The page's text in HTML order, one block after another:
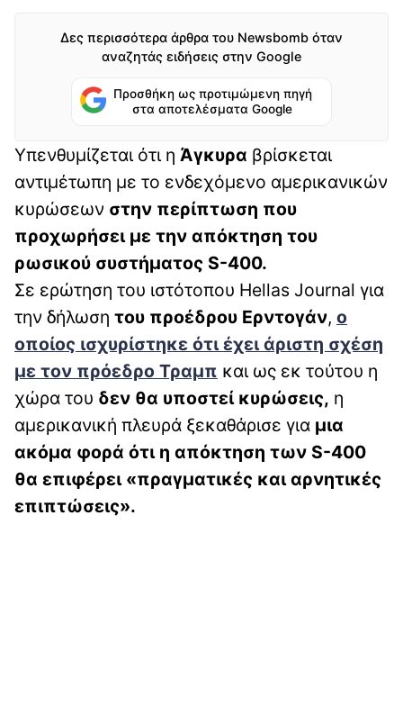
Δες περισσότερα άρθρα του Newsbomb όταν
αναζητάς ειδήσεις στην Google
Προσθήκη ως προτιμώμενη πηγή
στα αποτελέσματα Google
Υπενθυμίζεται ότι η Άγκυρα βρίσκεται
αντιμέτωπη με το ενδεχόμενο αμερικανικών
κυρώσεων στην περίπτωση που
προχωρήσει με την απόκτηση του
ρωσικού συστήματος S-400.
Σε ερώτηση του ιστότοπου Hellas Journal για
την δήλωση του προέδρου Ερντογάν, ο
οποίος ισχυρίστηκε ότι έχει άριστη σχέση
με τον πρόεδρο Τραμπ και ως εκ τούτου η
χώρα του δεν θα υποστεί κυρώσεις, η
αμερικανική πλευρά ξεκαθάρισε για μια
ακόμα φορά ότι η απόκτηση των S-400
θα επιφέρει «πραγματικές και αρνητικές
επιπτώσεις».